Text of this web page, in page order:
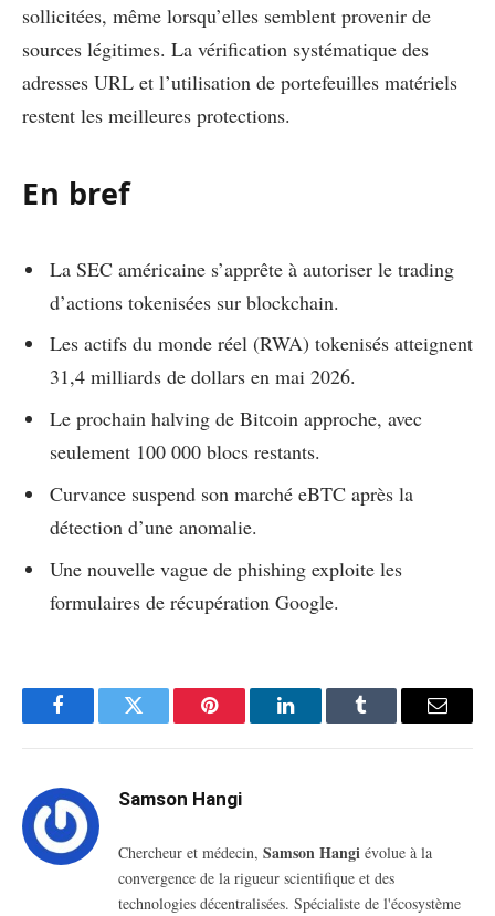
sollicitées, même lorsqu’elles semblent provenir de
sources légitimes. La vérification systématique des
adresses URL et l’utilisation de portefeuilles matériels
restent les meilleures protections.
En bref
La SEC américaine s’apprête à autoriser le trading
d’actions tokenisées sur blockchain.
Les actifs du monde réel (RWA) tokenisés atteignent
31,4 milliards de dollars en mai 2026.
Le prochain halving de Bitcoin approche, avec
seulement 100 000 blocs restants.
Curvance suspend son marché eBTC après la
détection d’une anomalie.
Une nouvelle vague de phishing exploite les
formulaires de récupération Google.
FacebookTwitter Pinterest LinkedInTumblr Email
Samson Hangi
Chercheur et médecin, Samson Hangi évolue à la
convergence de la rigueur scientifique et des
technologies décentralisées. Spécialiste de l'écosystème